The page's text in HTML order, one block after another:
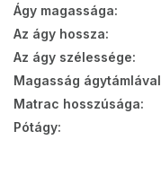
Ágy magassága:
Az ágy hossza:
Az ágy szélessége:
Magasság ágytámlával
Matrac hosszúsága:
Pótágy: